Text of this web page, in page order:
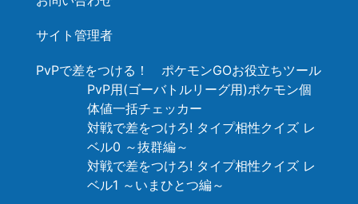
サイト管理者
PvPで差をつける！ ポケモンGOお役立ちツール
PvP用(ゴーバトルリーグ用)ポケモン個
体値一括チェッカー
対戦で差をつけろ! タイプ相性クイズ レ
ベル0 ～抜群編～
対戦で差をつけろ! タイプ相性クイズ レ
ベル1 ～いまひとつ編～